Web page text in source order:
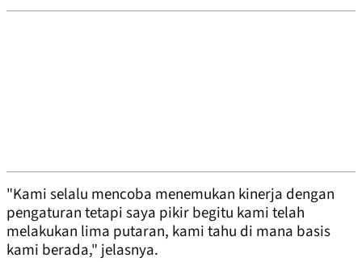
"Kami selalu mencoba menemukan kinerja dengan
pengaturan tetapi saya pikir begitu kami telah
melakukan lima putaran, kami tahu di mana basis
kami berada," jelasnya.